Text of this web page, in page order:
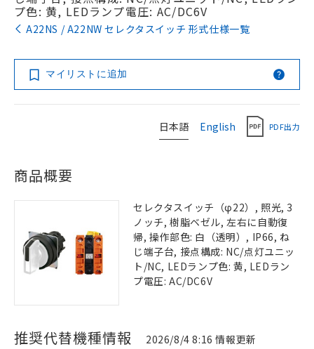
プ色: 黄, LEDランプ電圧: AC/DC6V
A22NS / A22NW セレクタスイッチ 形式仕様一覧
マイリストに追加
日本語 English PDF出力
商品概要
セレクタスイッチ（φ22）, 照光, 3
ノッチ, 樹脂ベゼル, 左右に自動復
帰, 操作部色: 白（透明）, IP66, ね
じ端子台, 接点構成: NC/点灯ユニッ
ト/NC, LEDランプ色: 黄, LEDラン
プ電圧: AC/DC6V
推奨代替機種情報 2026/8/4 8:16 情報更新